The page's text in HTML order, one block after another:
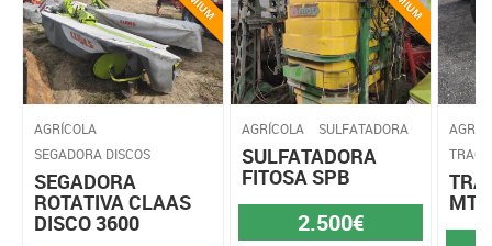
AGRÍCOLA
SEGADORA DISCOS
SEGADORA
ROTATIVA CLAAS
DISCO 3600
AGRÍCOLA SULFATADORA
SULFATADORA
FITOSA SPB
2.500€